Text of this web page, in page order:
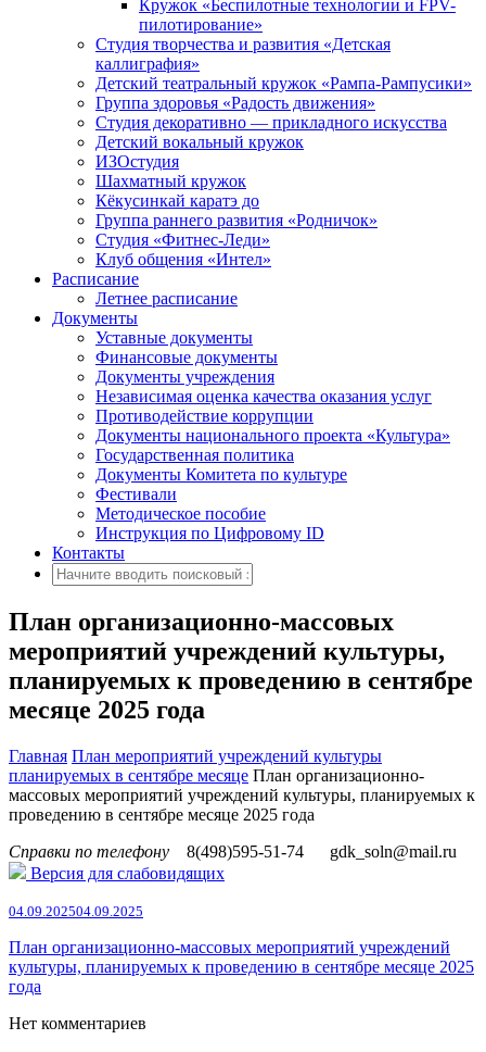
Кружок «Беспилотные технологии и FPV-
пилотирование»
Студия творчества и развития «Детская
каллиграфия»
Детский театральный кружок «Рампа-Рампусики»
Группа здоровья «Радость движения»
Студия декоративно — прикладного искусства
Детский вокальный кружок
ИЗОстудия
Шахматный кружок
Кёкусинкай каратэ до
Группа раннего развития «Родничок»
Cтудия «Фитнес-Леди»
Клуб общения «Интел»
Расписание
Летнее расписание
Документы
Уставные документы
Финансовые документы
Документы учреждения
Независимая оценка качества оказания услуг
Противодействие коррупции
Документы национального проекта «Культура»
Государственная политика
Документы Комитета по культуре
Фестивали
Методическое пособие
Инструкция по Цифровому ID
Контакты
План организационно-массовых
мероприятий учреждений культуры,
планируемых к проведению в сентябре
месяце 2025 года
Главная План мероприятий учреждений культуры
планируемых в сентябре месяце План организационно-
массовых мероприятий учреждений культуры, планируемых к
проведению в сентябре месяце 2025 года
Справки по телефону
8(498)595-51-74
gdk_soln@mail.ru
Версия для слабовидящих
04.09.202504.09.2025
План организационно-массовых мероприятий учреждений
культуры, планируемых к проведению в сентябре месяце 2025
года
Нет комментариев